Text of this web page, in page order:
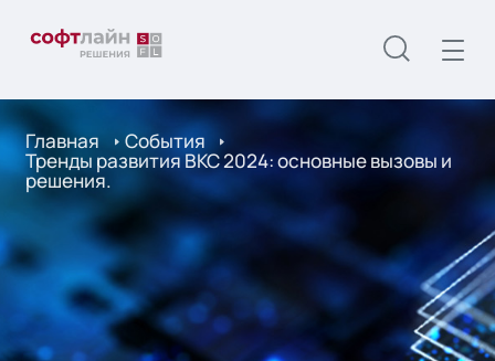
Главная События
Тренды развития ВКС 2024: основные вызовы и
решения.